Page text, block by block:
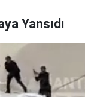
Yansıdı